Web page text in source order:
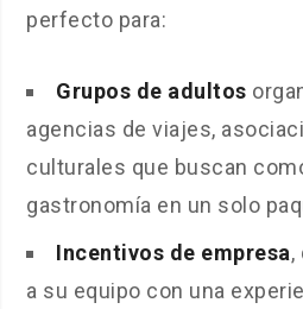
perfecto para:
Grupos de adultos
agencias de viajes,
culturales que buscan
gastronomía en un solo
Incentivos de empresa,
a su equipo con una